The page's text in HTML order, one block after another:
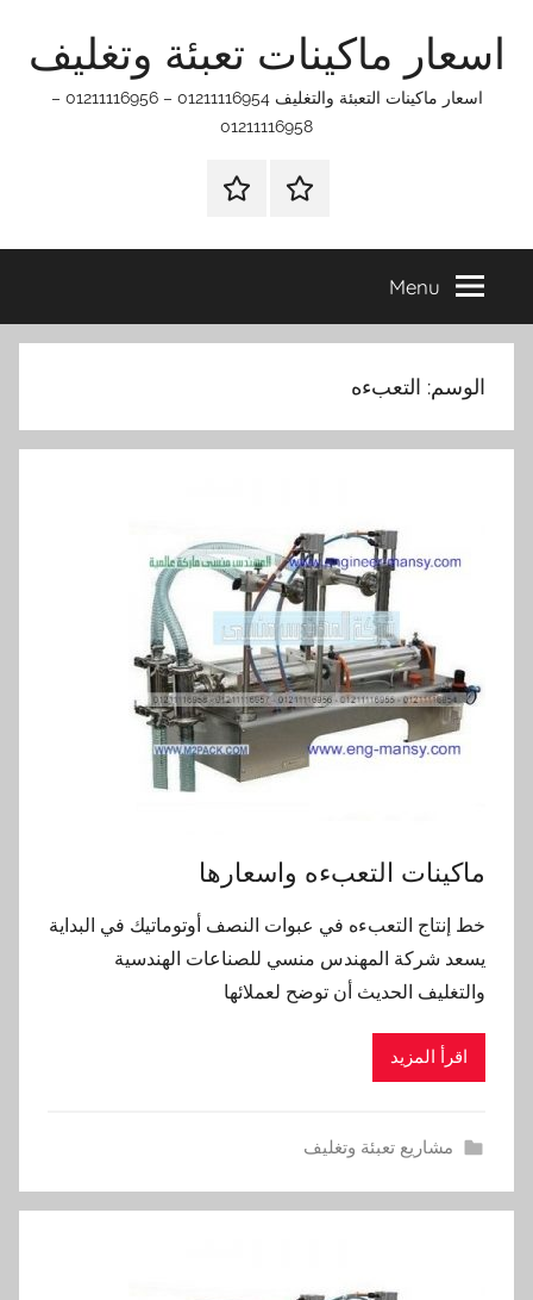
اسعار ماكينات تعبئة وتغليف
اسعار ماكينات التعبئة والتغليف 01211116954 – 01211116956 –
01211116958
الرئيسيهاتـصـل
في
التي
Menu
الوسم: التعبءه
ماكينات التعبءه واسعارها
خط إنتاج التعبءه في عبوات النصف أوتوماتيك في البداية
يسعد شركة المهندس منسي للصناعات الهندسية
والتغليف الحديث أن توضح لعملائها
اقرأ المزيد
مشاريع تعبئة وتغليف